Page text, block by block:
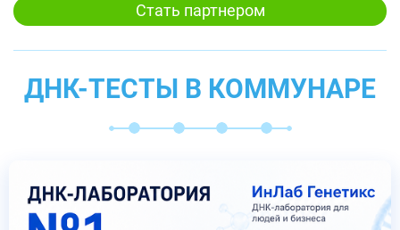
Стать партнером
ДНК-ТЕСТЫ В КОММУНАРЕ